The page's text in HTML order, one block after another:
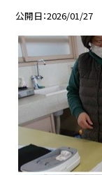
公開日 2026/01/27